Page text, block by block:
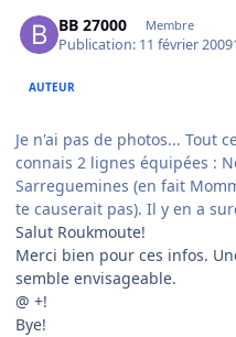
BB 27000 Membre
Publication: 11 février 2009
AUTEUR
Je n'ai pas de photos... Tout
connais 2 lignes équipées :
Sarreguemines (en fait
te causerait pas). Il y en a
Salut Roukmoute!
Merci bien pour ces infos.
semble envisageable.
@ +!
Bye!